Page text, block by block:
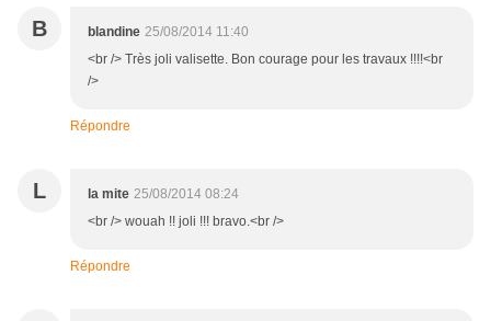
B blandine 25/08/2014 11:40
<br /> Très joli valisette. Bon courage pour les travaux !!!!<br
/>
Répondre
L la mite 25/08/2014 08:24
<br /> wouah !! joli !!! bravo.<br />
Répondre